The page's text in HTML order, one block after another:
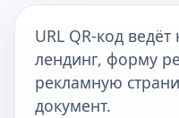
URL QR-код
лендинг, форму
рекламную
документ.